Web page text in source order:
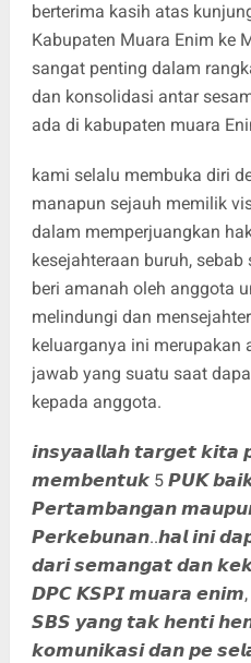
berterima kasih atas
Kabupaten Muara Enim ke
sangat penting dalam
dan konsolidasi antar
ada di kabupaten muara
kami selalu membuka diri
manapun sejauh memilik
dalam memperjuangkan
kesejahteraan buruh,
beri amanah oleh anggota
melindungi dan
keluarganya ini merupakan
jawab yang suatu saat
kepada anggota.
𝙞𝙣𝙨𝙮𝙖𝙖𝙡𝙡𝙖𝙝 𝙩𝙖𝙧𝙜𝙚𝙩
𝙢𝙚𝙢𝙗𝙚𝙣𝙩𝙪𝙠 5 𝙋𝙐𝙆 𝙗𝙖𝙞𝙠
𝙋𝙚𝙧𝙩𝙖𝙢𝙗𝙖𝙣𝙜𝙖𝙣
𝙋𝙚𝙧𝙠𝙚𝙗𝙪𝙣𝙖𝙣..𝙝𝙖𝙡 𝙞𝙣𝙞
𝙙𝙖𝙧𝙞 𝙨𝙚𝙢𝙖𝙣𝙜𝙖𝙩 𝙙𝙖𝙣
𝘿𝙋𝘾 𝙆𝙎𝙋𝙄 𝙢𝙪𝙖𝙧𝙖
𝙎𝘽𝙎 𝙮𝙖𝙣𝙜 𝙩𝙖𝙠 𝙝𝙚𝙣𝙩𝙞
𝙠𝙤𝙢𝙪𝙣𝙞𝙠𝙖𝙨𝙞 𝙙𝙖𝙣 𝙥𝙚